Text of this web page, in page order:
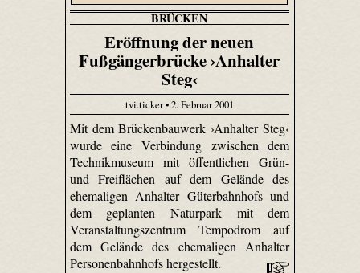
BRÜCKEN
Eröffnung der neuen
Fußgängerbrücke ›Anhalter
Steg‹
tvi.ticker • 2. Februar 2001
Mit dem Brückenbauwerk ›Anhalter Steg‹
wurde eine Verbindung zwischen dem
Technikmuseum mit öffentlichen Grün-
und Freiflächen auf dem Gelände des
ehemaligen Anhalter Güterbahnhofs und
dem geplanten Naturpark mit dem
Veranstaltungszentrum Tempodrom auf
dem Gelände des ehemaligen Anhalter
Personenbahnhofs hergestellt.